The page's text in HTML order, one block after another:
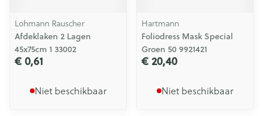
Lohmann Rauscher
Afdeklaken 2 Lagen
45x75cm 1 33002
€ 0,61
Niet beschikbaar
Hartmann
Foliodress Mask Special
Groen 50 9921421
€ 20,40
Niet beschikbaar